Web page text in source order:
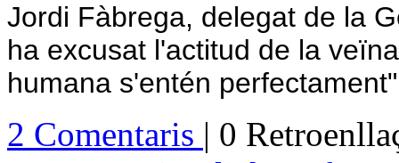
Jordi Fàbrega, delegat de la
ha excusat l'actitud de la
humana s'entén
2 Comentaris | 0